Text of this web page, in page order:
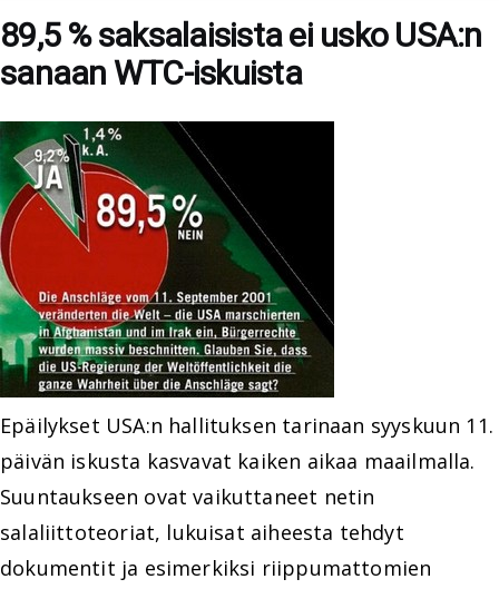
89,5 % saksalaisista ei usko USA:n
sanaan WTC-iskuista
Epäilykset USA:n hallituksen tarinaan syyskuun 11.
päivän iskusta kasvavat kaiken aikaa maailmalla.
Suuntaukseen ovat vaikuttaneet netin
salaliittoteoriat, lukuisat aiheesta tehdyt
dokumentit ja esimerkiksi riippumattomien